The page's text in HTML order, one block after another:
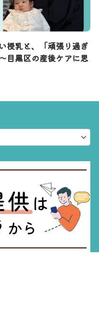
授乳と、「頑張り過ぎ
目黒区の産後ケアに思